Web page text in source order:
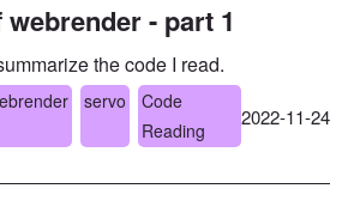
- part 1
the code I read.
servo
Code
Reading
2022-11-24